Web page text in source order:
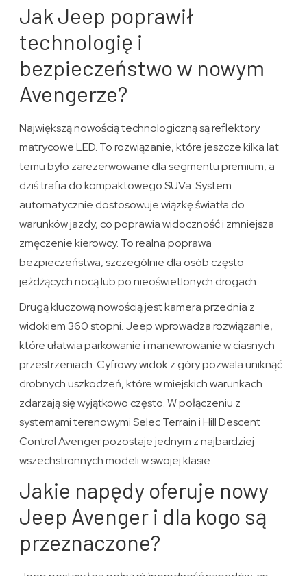
Jak Jeep poprawił
technologię i
bezpieczeństwo w nowym
Avengerze?
Największą nowością technologiczną są reflektory
matrycowe LED. To rozwiązanie, które jeszcze kilka lat
temu było zarezerwowane dla segmentu premium, a
dziś trafia do kompaktowego SUVa. System
automatycznie dostosowuje wiązkę światła do
warunków jazdy, co poprawia widoczność i zmniejsza
zmęczenie kierowcy. To realna poprawa
bezpieczeństwa, szczególnie dla osób często
jeżdżących nocą lub po nieoświetlonych drogach.
Drugą kluczową nowością jest kamera przednia z
widokiem 360 stopni. Jeep wprowadza rozwiązanie,
które ułatwia parkowanie i manewrowanie w ciasnych
przestrzeniach. Cyfrowy widok z góry pozwala uniknąć
drobnych uszkodzeń, które w miejskich warunkach
zdarzają się wyjątkowo często. W połączeniu z
systemami terenowymi Selec Terrain i Hill Descent
Control Avenger pozostaje jednym z najbardziej
wszechstronnych modeli w swojej klasie.
Jakie napędy oferuje nowy
Jeep Avenger i dla kogo są
przeznaczone?